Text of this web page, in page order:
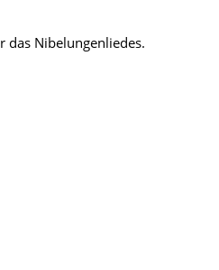
das Nibelungenliedes.